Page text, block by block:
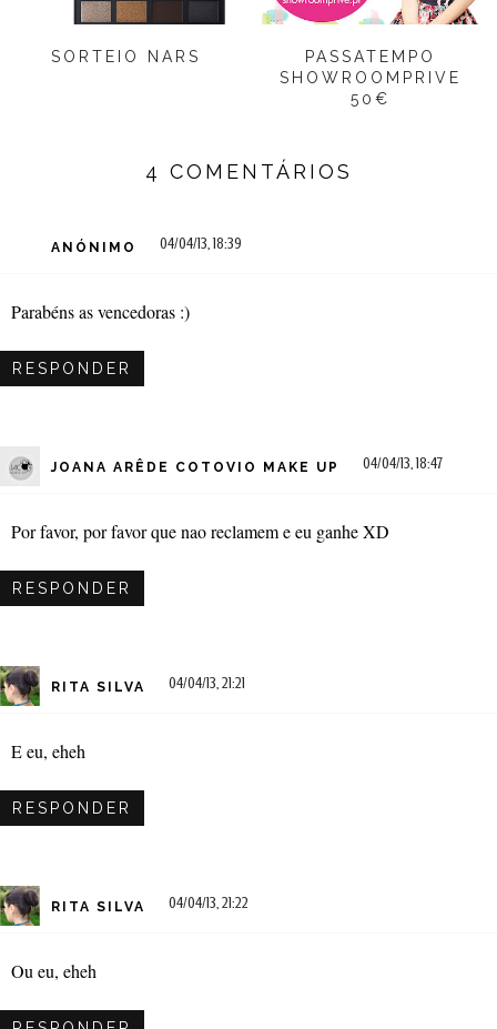
SORTEIO NARS
PASSATEMPO
SHOWROOMPRIVE
50€
4 COMENTÁRIOS
ANÓNIMO 04/04/13, 18:39
Parabéns as vencedoras :)
RESPONDER
JOANA ARÊDE COTOVIO MAKE UP 04/04/13, 18:47
Por favor, por favor que nao reclamem e eu ganhe XD
RESPONDER
RITA SILVA 04/04/13, 21:21
E eu, eheh
RESPONDER
RITA SILVA 04/04/13, 21:22
Ou eu, eheh